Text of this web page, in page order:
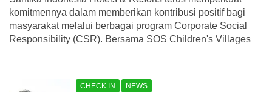
komitmennya dalam memberikan kontribusi positif bagi
masyarakat melalui berbagai program Corporate Social
Responsibility (CSR). Bersama SOS Children's Villages
CHECK IN NEWS